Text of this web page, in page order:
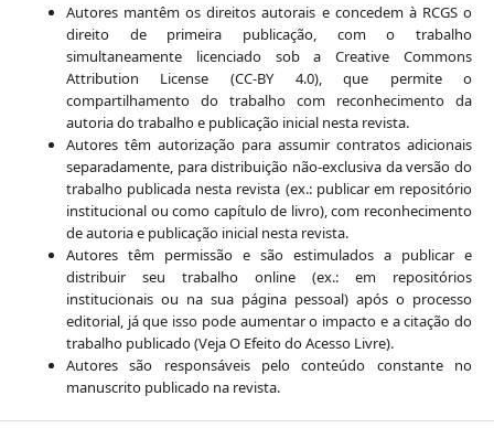
Autores mantêm os direitos autorais e concedem à RCGS o
direito de primeira publicação, com o trabalho
simultaneamente licenciado sob a Creative Commons
Attribution License (CC-BY 4.0), que permite o
compartilhamento do trabalho com reconhecimento da
autoria do trabalho e publicação inicial nesta revista.
Autores têm autorização para assumir contratos adicionais
separadamente, para distribuição não-exclusiva da versão do
trabalho publicada nesta revista (ex.: publicar em repositório
institucional ou como capítulo de livro), com reconhecimento
de autoria e publicação inicial nesta revista.
Autores têm permissão e são estimulados a publicar e
distribuir seu trabalho online (ex.: em repositórios
institucionais ou na sua página pessoal) após o processo
editorial, já que isso pode aumentar o impacto e a citação do
trabalho publicado (Veja O Efeito do Acesso Livre).
Autores são responsáveis pelo conteúdo constante no
manuscrito publicado na revista.